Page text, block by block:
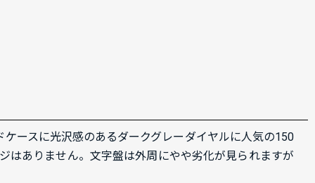
ースに光沢感のあるダークグレーダイヤルに人気の150
はありません。文字盤は外周にやや劣化が見られますが